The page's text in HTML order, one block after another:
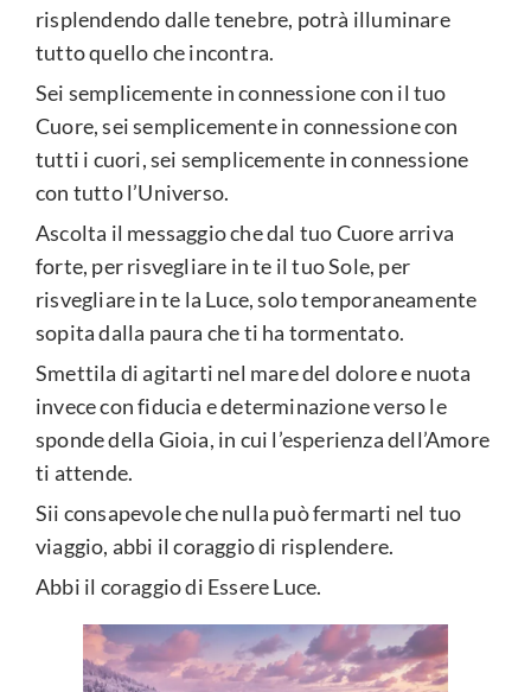
risplendendo dalle tenebre, potrà illuminare
tutto quello che incontra.
Sei semplicemente in connessione con il tuo
Cuore, sei semplicemente in connessione con
tutti i cuori, sei semplicemente in connessione
con tutto l’Universo.
Ascolta il messaggio che dal tuo Cuore arriva
forte, per risvegliare in te il tuo Sole, per
risvegliare in te la Luce, solo temporaneamente
sopita dalla paura che ti ha tormentato.
Smettila di agitarti nel mare del dolore e nuota
invece con fiducia e determinazione verso le
sponde della Gioia, in cui l’esperienza dell’Amore
ti attende.
Sii consapevole che nulla può fermarti nel tuo
viaggio, abbi il coraggio di risplendere.
Abbi il coraggio di Essere Luce.